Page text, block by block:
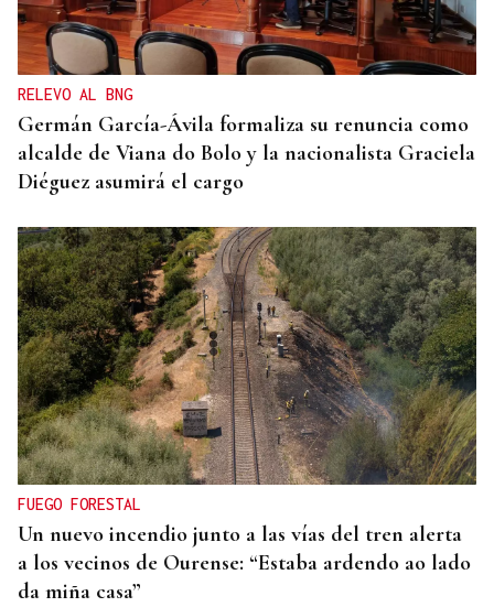
La atención primaria pasa a depender de las
gerencias
RELEVO AL BNG
Germán García-Ávila formaliza su renuncia como
alcalde de Viana do Bolo y la nacionalista Graciela
Diéguez asumirá el cargo
FUEGO FORESTAL
Un nuevo incendio junto a las vías del tren alerta
a los vecinos de Ourense: “Estaba ardendo ao lado
da miña casa”